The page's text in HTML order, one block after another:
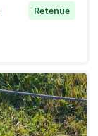
Retenue